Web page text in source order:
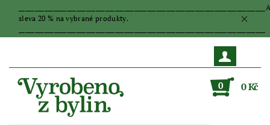
sleva 20 % na vybrané produkty.
0 0 Kč